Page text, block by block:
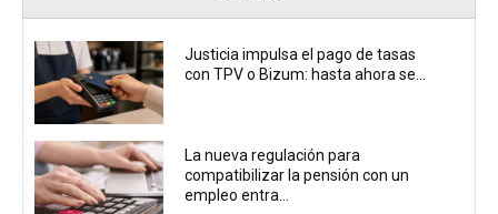
Justicia impulsa el pago de tasas
con TPV o Bizum: hasta ahora se...
La nueva regulación para
compatibilizar la pensión con un
empleo entra...